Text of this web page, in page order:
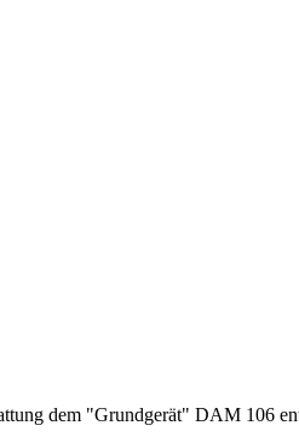
dem "Grundgerät" DAM 106